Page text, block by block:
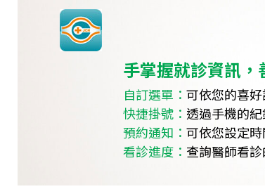
手掌握就診資訊，
自訂選單： 可依您的喜
快捷掛號： 透過手機的
預約通知： 可依您設定
看診進度： 查詢醫師看